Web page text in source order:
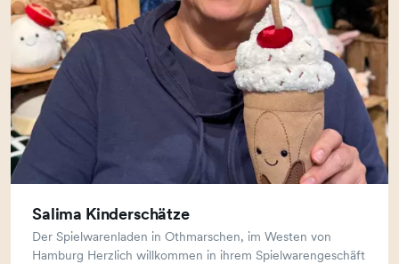
Salima Kinderschätze
Der Spielwarenladen in Othmarschen, im Westen von
Hamburg Herzlich willkommen in ihrem Spielwarengeschäft